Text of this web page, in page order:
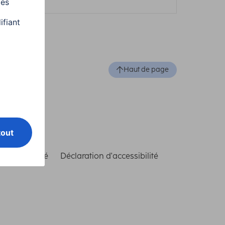
Haut de page
conformité Déclaration d'accessibilité